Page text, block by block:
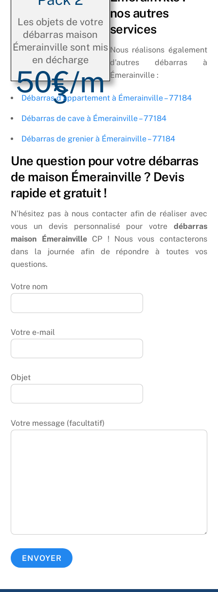
Les objets de votre
débarras maison
Émerainville sont mis
en décharge
50€/m
3
nos autres
services
Nous réalisons également
d’autres débarras à
Émerainville :
Débarras d’appartement à Émerainville – 77184
Débarras de cave à Émerainville – 77184
Débarras de grenier à Émerainville – 77184
Une question pour votre débarras
de maison Émerainville ? Devis
rapide et gratuit !
N’hésitez pas à nous contacter afin de réaliser avec
vous un devis personnalisé pour votre débarras
maison ÉmerainvilleCP ! Nous vous contacterons
dans la journée afin de répondre à toutes vos
questions.
Votre nom
Votre e-mail
Objet
Votre message (facultatif)